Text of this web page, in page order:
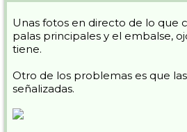
(Y no solo Gourette ojo)
Edito: A modo de ejemplo, en infonieve
partes de nieve de los últimos años, y
nieve pilla, si no la que mas) en la
últimos 14 años, este es el peor.... Y el
Unas fotos en directo de lo que
palas principales y el embalse,
tiene.
Otro de los problemas es que
señalizadas.